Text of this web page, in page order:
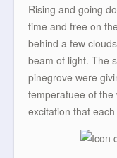
Rising and going
time and free on
behind a few
beam of light. The
pinegrove were
temperatuee of the
excitation that